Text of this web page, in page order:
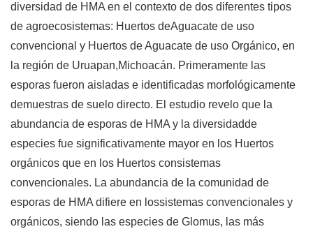
diversidad de HMA en el contexto de dos diferentes tipos
de agroecosistemas: Huertos deAguacate de uso
convencional y Huertos de Aguacate de uso Orgánico, en
la región de Uruapan,Michoacán. Primeramente las
esporas fueron aisladas e identificadas morfológicamente
demuestras de suelo directo. El estudio revelo que la
abundancia de esporas de HMA y la diversidadde
especies fue significativamente mayor en los Huertos
orgánicos que en los Huertos consistemas
convencionales. La abundancia de la comunidad de
esporas de HMA difiere en lossistemas convencionales y
orgánicos, siendo las especies de Glomus, las más